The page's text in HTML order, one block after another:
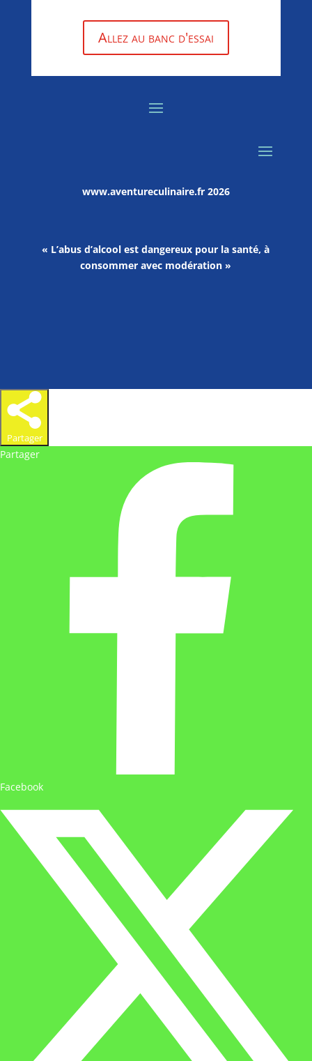
Allez au banc d'essai
www.aventureculinaire.fr2026
« L’abus d’alcool est dangereux pour la santé, à
consommer avec modération »
Partager
Partager
Facebook